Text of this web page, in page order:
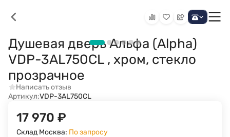
Душевая дверь Альфа (Alpha)
VDP-3AL750CL , хром, стекло
прозрачное
Написать отзыв
Артикул:VDP-3AL750CL
17 970 ₽
Склад Москва: По запросу